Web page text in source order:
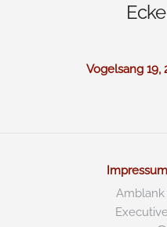
Vogelsang 19,
Impressum
Amblank